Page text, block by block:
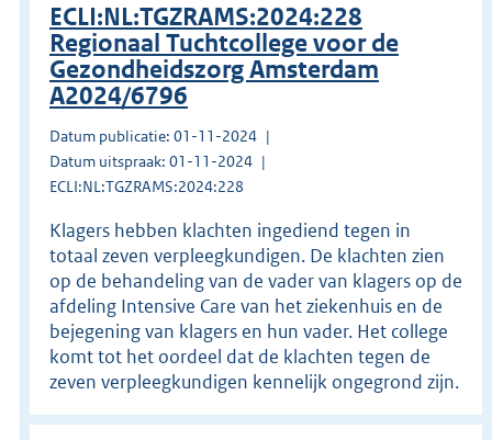
ECLI:NL:TGZRAMS:2024:228
Regionaal Tuchtcollege voor de
Gezondheidszorg Amsterdam
A2024/6796
Datum publicatie: 01-11-2024
Datum uitspraak: 01-11-2024
ECLI:NL:TGZRAMS:2024:228
Klagers hebben klachten ingediend tegen in
totaal zeven verpleegkundigen. De klachten zien
op de behandeling van de vader van klagers op de
afdeling Intensive Care van het ziekenhuis en de
bejegening van klagers en hun vader. Het college
komt tot het oordeel dat de klachten tegen de
zeven verpleegkundigen kennelijk ongegrond zijn.